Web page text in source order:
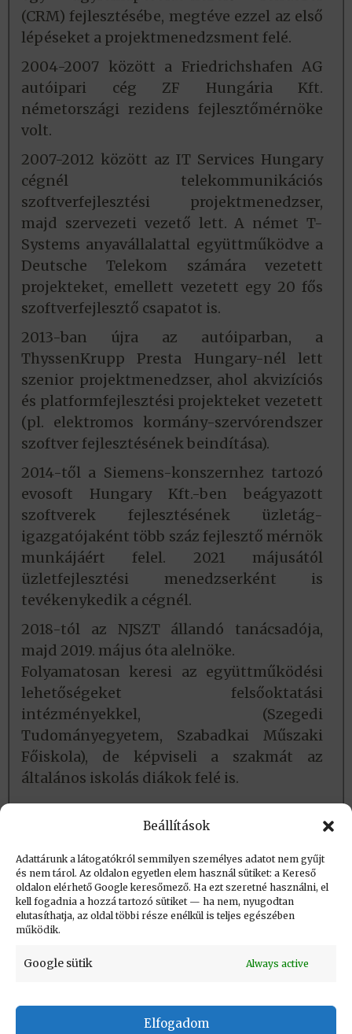
Beállítások
Adattárunk a látogatókról semmilyen személyes adatot nem gyűjt
és nem tárol. Az oldalon egyetlen elem használ sütiket: a Kereső
oldalon elérhető Google keresőmező. Ha ezt szeretné használni, el
kell fogadnia a hozzá tartozó sütiket — ha nem, nyugodtan
elutasíthatja, az oldal többi része enélkül is teljes egészében
működik.
Google sütik Always active
Elfogadom
(CRM) fejlesztésébe, megtéve ezzel az első
lépéseket a projektmenedzsment felé.
2004-2007 között a Friedrichshafen AG
autóipari cég ZF Hungária Kft.
németországi rezidens fejlesztőmérnöke
volt.
2007-2012 között az IT Services Hungary
cégnél telekommunikációs
szoftverfejlesztési projektmenedzser,
majd szervezeti vezető lett. A német T-
Systems anyavállalattal együttműködve a
Deutsche Telekom számára vezetett
projekteket, emellett vezetett egy 20 fős
szoftverfejlesztő csapatot is.
2013-ban újra az autóiparban, a
ThyssenKrupp Presta Hungary-nél lett
szenior projektmenedzser, ahol akvizíciós
és platformfejlesztési projekteket vezetett
(pl. elektromos kormány-szervórendszer
szoftver fejlesztésének beindítása).
2014-től a Siemens-konszernhez tartozó
evosoft Hungary Kft.-ben beágyazott
szoftverek fejlesztésének üzletág-
igazgatójaként több száz fejlesztő mérnök
munkájáért felel. 2021 májusától
üzletfejlesztési menedzserként is
tevékenykedik a cégnél.
2018-tól az NJSZT állandó tanácsadója,
majd 2019. május óta alelnöke.
Folyamatosan keresi az együttműködési
lehetőségeket felsőoktatási
intézményekkel, (Szegedi
Tudományegyetem, Szabadkai Műszaki
Főiskola), de képviseli a szakmát az
általános iskolás diákok felé is.
Létrehozva: 2021.06.18. 21:56
Utolsó módosítás: 2024.06.07. 23:29
Impresszum